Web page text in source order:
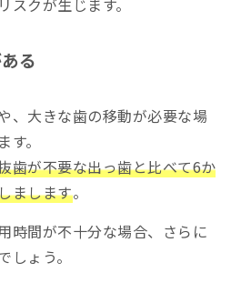
る
、大きな歯の移動が必要な場
。
歯が不要な出っ歯と比べて6か
まします。
時間が不十分な場合、さらに
ょう。